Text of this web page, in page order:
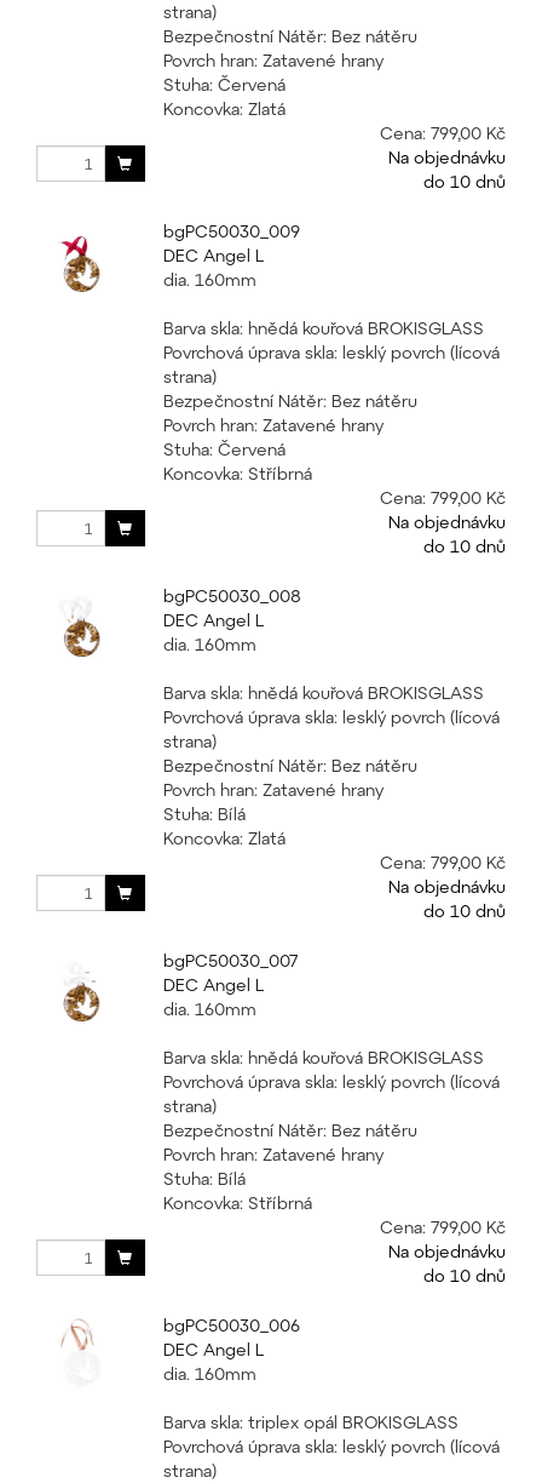
strana)
Bezpečnostní Nátěr: Bez nátěru
Povrch hran: Zatavené hrany
Stuha: Červená
Koncovka: Zlatá
Cena: 799,00 Kč
Na objednávku
do 10 dnů
bgPC50030_009
DEC Angel L
dia. 160mm
Barva skla: hnědá kouřová BROKISGLASS
Povrchová úprava skla: lesklý povrch (lícová
strana)
Bezpečnostní Nátěr: Bez nátěru
Povrch hran: Zatavené hrany
Stuha: Červená
Koncovka: Stříbrná
Cena: 799,00 Kč
Na objednávku
do 10 dnů
bgPC50030_008
DEC Angel L
dia. 160mm
Barva skla: hnědá kouřová BROKISGLASS
Povrchová úprava skla: lesklý povrch (lícová
strana)
Bezpečnostní Nátěr: Bez nátěru
Povrch hran: Zatavené hrany
Stuha: Bílá
Koncovka: Zlatá
Cena: 799,00 Kč
Na objednávku
do 10 dnů
bgPC50030_007
DEC Angel L
dia. 160mm
Barva skla: hnědá kouřová BROKISGLASS
Povrchová úprava skla: lesklý povrch (lícová
strana)
Bezpečnostní Nátěr: Bez nátěru
Povrch hran: Zatavené hrany
Stuha: Bílá
Koncovka: Stříbrná
Cena: 799,00 Kč
Na objednávku
do 10 dnů
bgPC50030_006
DEC Angel L
dia. 160mm
Barva skla: triplex opál BROKISGLASS
Povrchová úprava skla: lesklý povrch (lícová
strana)